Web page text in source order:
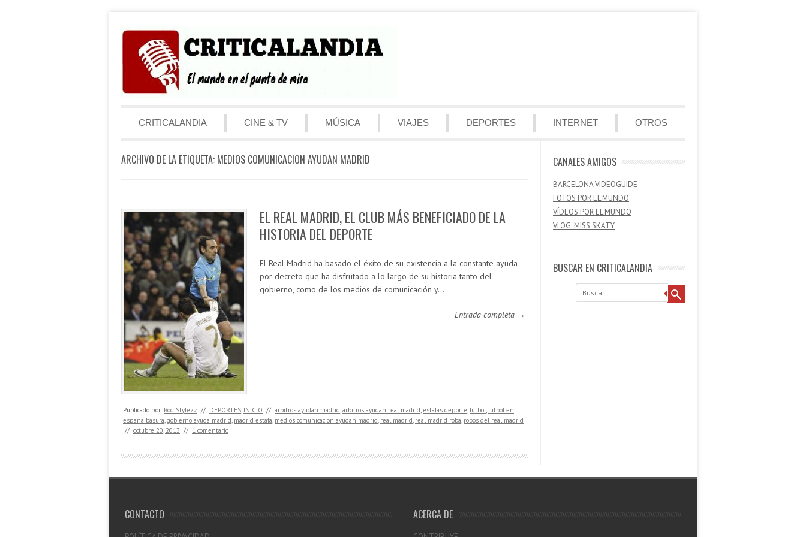
Menú
CRITICALANDIA
CINE & TV MÚSICA VIAJES DEPORTES INTERNET OTROS
ARCHIVO DE LA ETIQUETA: MEDIOS COMUNICACION AYUDAN MADRID
EL REAL MADRID, EL CLUB MÁS BENEFICIADO DE LA
HISTORIA DEL DEPORTE
El Real Madrid ha basado el éxito de su existencia a la constante ayuda
por decreto que ha disfrutado a lo largo de su historia tanto del
gobierno, como de los medios de comunicación y…
Entrada completa →
Publicado por: Rod Stylezz // DEPORTES, INICIO // arbitros ayudan madrid,arbitros ayudan real madrid,estafas deporte,futbol,futbol en
españa basura,gobierno ayuda madrid, madrid estafa, medios comunicacion ayudan madrid, real madrid, real madrid roba, robos del real madrid
// octubre 20, 2013 // 1 comentario
CANALES AMIGOS
BARCELONA VIDEOGUIDE
FOTOS POR EL MUNDO
VÍDEOS POR EL MUNDO
VLOG: MISS SKATY
BUSCAR EN CRITICALANDIA
Buscar
CONTACTO ACERCA DE